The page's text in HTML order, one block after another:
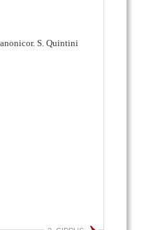
S. Quintini